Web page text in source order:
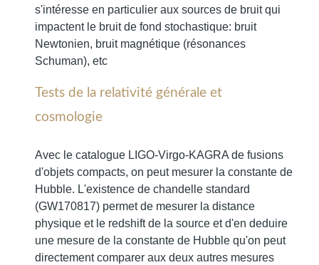
s'intéresse en particulier aux sources de bruit qui
impactent le bruit de fond stochastique: bruit
Newtonien, bruit magnétique (résonances
Schuman), etc
Tests de la relativité générale et
cosmologie
Avec le catalogue LIGO-Virgo-KAGRA de fusions
d'objets compacts, on peut mesurer la constante de
Hubble. L'existence de chandelle standard
(GW170817) permet de mesurer la distance
physique et le redshift de la source et d'en deduire
une mesure de la constante de Hubble qu'on peut
directement comparer aux deux autres mesures